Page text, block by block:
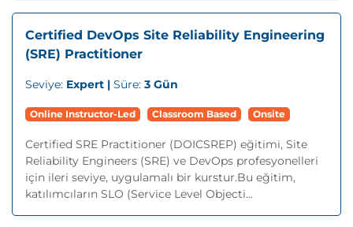
Certified DevOps Site Reliability Engineering
(SRE) Practitioner
Seviye: Expert | Süre: 3 Gün
Online Instructor-Led Classroom Based Onsite
Certified SRE Practitioner (DOICSREP) eğitimi, Site
Reliability Engineers (SRE) ve DevOps profesyonelleri
için ileri seviye, uygulamalı bir kurstur.Bu eğitim,
katılımcıların SLO (Service Level Objecti...